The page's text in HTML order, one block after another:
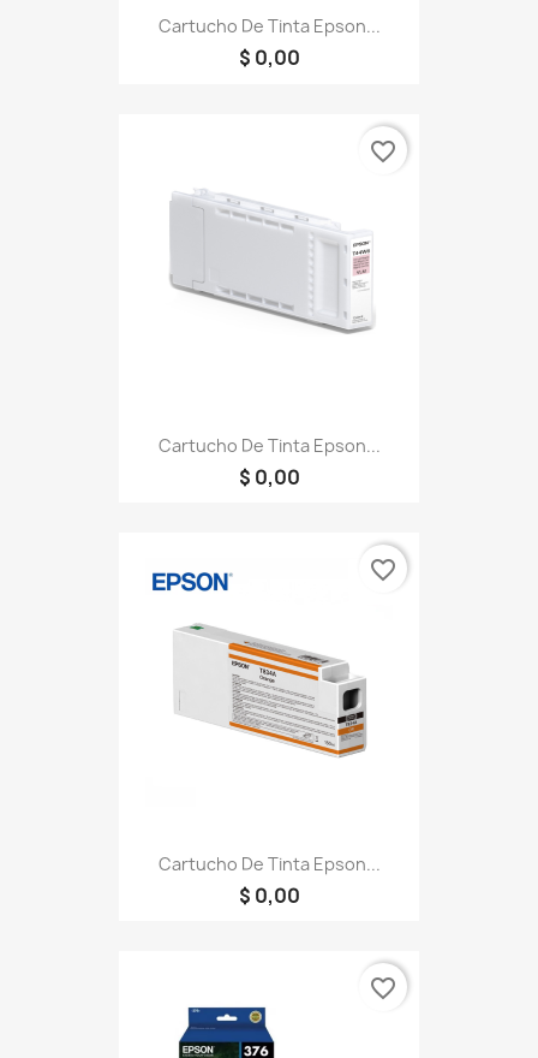
Cartucho De Tinta Epson...
$ 0,00
Cartucho De Tinta Epson...
$ 0,00
favorite_border
Cartucho De Tinta Epson...
$ 0,00
favorite_border
favorite_border